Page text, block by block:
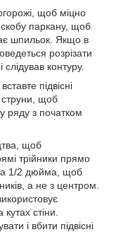
щоб міцно
скобу паркану, щоб
шпильок. Якщо в
розрізати
контуру.
підвісні
струни, щоб
ряду з початком
щоб
трійники прямо
на 1/2 дюйма, щоб
а не з центром.
стіни.
і вбити підвісні